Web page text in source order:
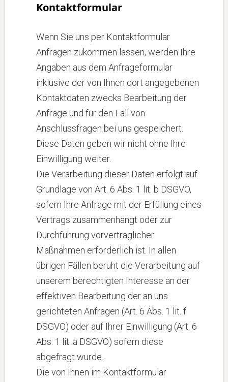
Kontaktformular
Wenn Sie uns per Kontaktformular
Anfragen zukommen lassen, werden Ihre
Angaben aus dem Anfrageformular
inklusive der von Ihnen dort angegebenen
Kontaktdaten zwecks Bearbeitung der
Anfrage und für den Fall von
Anschlussfragen bei uns gespeichert.
Diese Daten geben wir nicht ohne Ihre
Einwilligung weiter.
Die Verarbeitung dieser Daten erfolgt auf
Grundlage von Art. 6 Abs. 1 lit. b DSGVO,
sofern Ihre Anfrage mit der Erfüllung eines
Vertrags zusammenhängt oder zur
Durchführung vorvertraglicher
Maßnahmen erforderlich ist. In allen
übrigen Fällen beruht die Verarbeitung auf
unserem berechtigten Interesse an der
effektiven Bearbeitung der an uns
gerichteten Anfragen (Art. 6 Abs. 1 lit. f
DSGVO) oder auf Ihrer Einwilligung (Art. 6
Abs. 1 lit. a DSGVO) sofern diese
abgefragt wurde.
Die von Ihnen im Kontaktformular